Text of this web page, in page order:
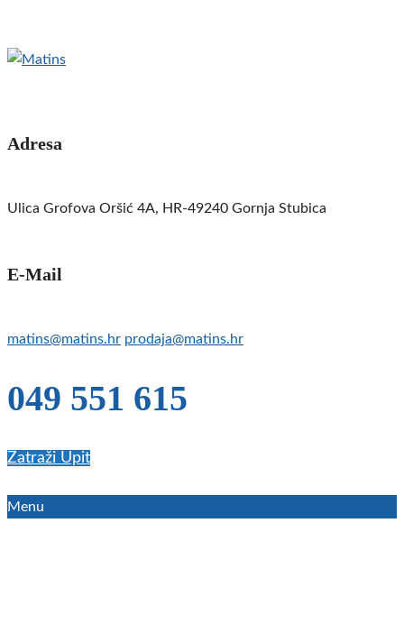
Adresa
Ulica Grofova Oršić 4A, HR-49240 Gornja Stubica
E-Mail
matins@matins.hr prodaja@matins.hr
049 551 615
Zatraži Upit
Menu